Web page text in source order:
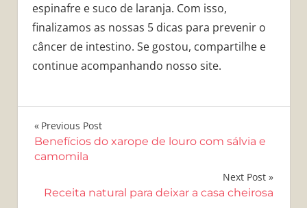
espinafre e suco de laranja. Com isso,
finalizamos as nossas 5 dicas para prevenir o
câncer de intestino. Se gostou, compartilhe e
continue acompanhando nosso site.
Navegação
de
Post
Previous Post
Benefícios do xarope de louro com sálvia e
camomila
Next Post
Receita natural para deixar a casa cheirosa